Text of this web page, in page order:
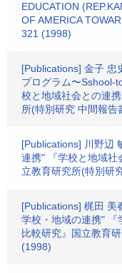
EDUCATION
OF AMERICA
321 (1998)
[Publications] 金子 忠
プログラム〜Sshool-
校と地域社会との連
所(特別研究 中間報
[Publications] 川野辺
連携" 『学校と地域社
立教育研究所(特別研
[Publications] 梶田 美
学校・地域の連携" 『
比較研究』国立教育
(1998)